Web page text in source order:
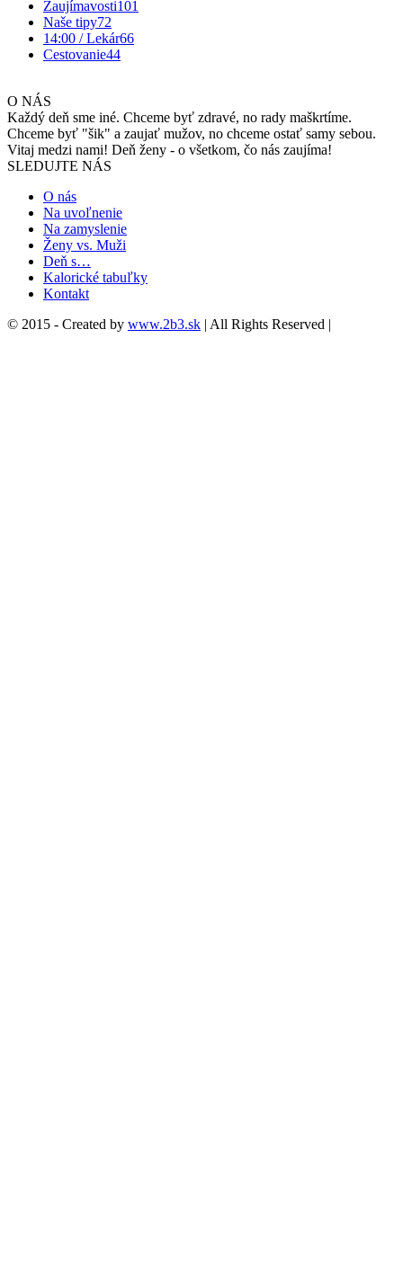
Zaujímavosti101
Naše tipy72
14:00 / Lekár66
Cestovanie44
O NÁS
Každý deň sme iné. Chceme byť zdravé, no rady maškrtíme.
Chceme byť "šik" a zaujať mužov, no chceme ostať samy sebou.
Vitaj medzi nami! Deň ženy - o všetkom, čo nás zaujíma!
SLEDUJTE NÁS
O nás
Na uvoľnenie
Na zamyslenie
Ženy vs. Muži
Deň s…
Kalorické tabuľky
Kontakt
© 2015 - Created by www.2b3.sk | All Rights Reserved |